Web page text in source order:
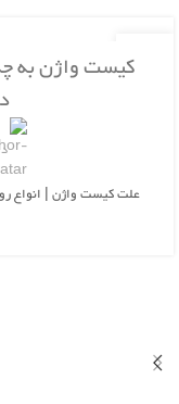
26کیست واژن به
علت کیست واژن | انواع